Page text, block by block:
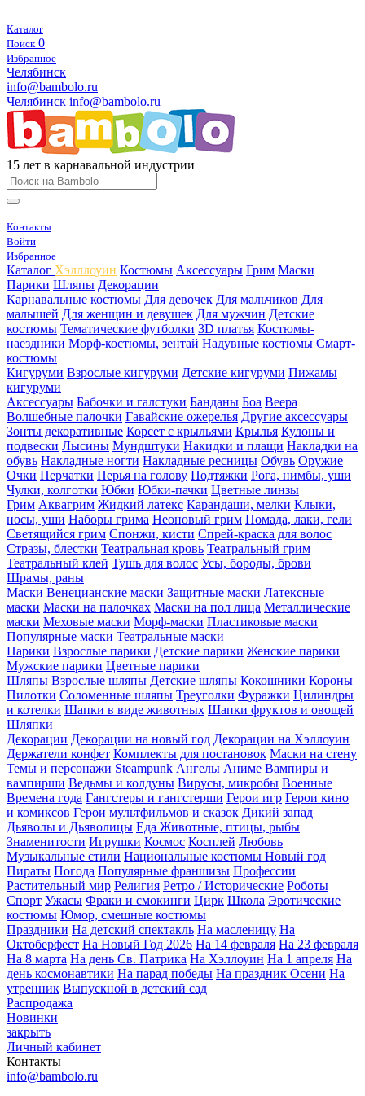
Каталог
Поиск 0
Избранное
Челябинск
info@bambolo.ru
Челябинск info@bambolo.ru
15 лет в карнавальной индустрии
Контакты
Войти
Избранное
Каталог Хэлллоуин Костюмы Аксессуары Грим Маски
Парики Шляпы Декорации
Карнавальные костюмы Для девочек Для мальчиков Для
малышей Для женщин и девушек Для мужчин Детские
костюмы Тематические футболки 3D платья Костюмы-
наездники Морф-костюмы, зентай Надувные костюмы Смарт-
костюмы
Кигуруми Взрослые кигуруми Детские кигуруми Пижамы
кигуруми
Аксессуары Бабочки и галстуки Банданы Боа Веера
Волшебные палочки Гавайские ожерелья Другие аксессуары
Зонты декоративные Корсет с крыльями Крылья Кулоны и
подвески Лысины Мундштуки Накидки и плащи Накладки на
обувь Накладные ногти Накладные ресницы Обувь Оружие
Очки Перчатки Перья на голову Подтяжки Рога, нимбы, уши
Чулки, колготки Юбки Юбки-пачки Цветные линзы
Грим Аквагрим Жидкий латекс Карандаши, мелки Клыки,
носы, уши Наборы грима Неоновый грим Помада, лаки, гели
Светящийся грим Спонжи, кисти Спрей-краска для волос
Стразы, блестки Театральная кровь Театральный грим
Театральный клей Тушь для волос Усы, бороды, брови
Шрамы, раны
Маски Венецианские маски Защитные маски Латексные
маски Маски на палочках Маски на пол лица Металлические
маски Меховые маски Морф-маски Пластиковые маски
Популярные маски Театральные маски
Парики Взрослые парики Детские парики Женские парики
Мужские парики Цветные парики
Шляпы Взрослые шляпы Детские шляпы Кокошники Короны
Пилотки Соломенные шляпы Треуголки Фуражки Цилиндры
и котелки Шапки в виде животных Шапки фруктов и овощей
Шляпки
Декорации Декорации на новый год Декорации на Хэллоуин
Держатели конфет Комплекты для постановок Маски на стену
Темы и персонажи Steampunk Ангелы Аниме Вампиры и
вампирши Ведьмы и колдуны Вирусы, микробы Военные
Времена года Гангстеры и гангстерши Герои игр Герои кино
и комиксов Герои мультфильмов и сказок Дикий запад
Дьяволы и Дьяволицы Еда Животные, птицы, рыбы
Знаменитости Игрушки Космос Косплей Любовь
Музыкальные стили Национальные костюмы Новый год
Пираты Погода Популярные франшизы Профессии
Растительный мир Религия Ретро / Исторические Роботы
Спорт Ужасы Фраки и смокинги Цирк Школа Эротические
костюмы Юмор, смешные костюмы
Праздники На детский спектакль На масленицу На
Октоберфест На Новый Год 2026 На 14 февраля На 23 февраля
На 8 марта На день Св. Патрика На Хэллоуин На 1 апреля На
день космонавтики На парад победы На праздник Осени На
утренник Выпускной в детский сад
Распродажа
Новинки
закрыть
Личный кабинет
Контакты
info@bambolo.ru